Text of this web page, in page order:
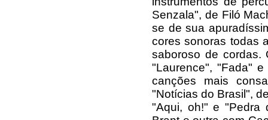
Senzala", de Filó
se de sua
cores sonoras todas
saboroso de cordas.
"Laurence", "Fada"
canções mais
"Notícias do Brasil",
"Aqui, oh!" e "Pedra